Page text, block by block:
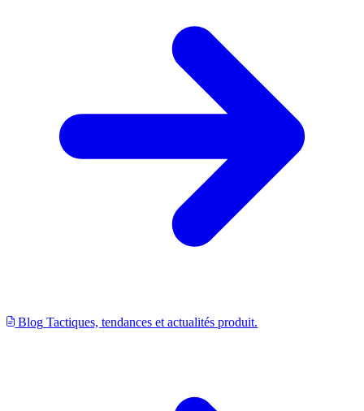
Blog Tactiques, tendances et actualités produit.